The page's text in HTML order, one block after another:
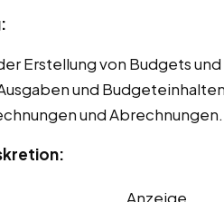
Erstellung von Budgets
und
und Abrechnungen.
Anzeige